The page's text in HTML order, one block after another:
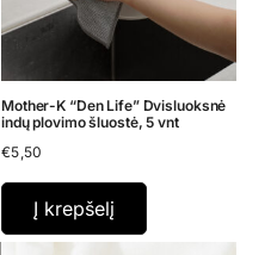
Mother-K “Den Life” Dvisluoksnė
indų plovimo šluostė, 5 vnt
€5,50
Į krepšelį